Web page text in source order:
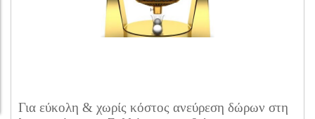
Για εύκολη & χωρίς κόστος ανεύρεση δώρων στη